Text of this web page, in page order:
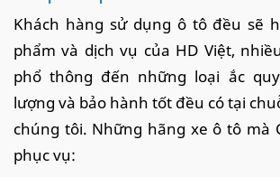
Khách hàng sử dụng ô tô đều sẽ
phẩm và dịch vụ của HD Việt,
phổ thông đến những loại ắc
lượng và bảo hành tốt đều có tại
chúng tôi. Những hãng xe ô tô mà
phục vụ: